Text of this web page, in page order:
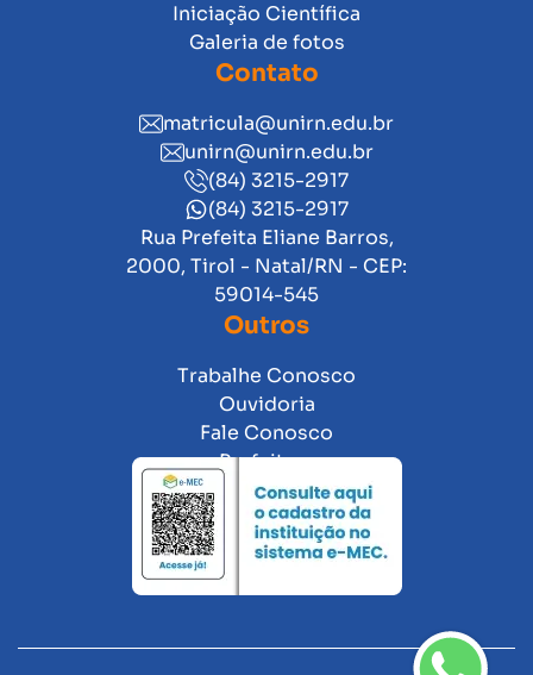
Iniciação Científica
Galeria de fotos
Contato
matricula@unirn.edu.br
unirn@unirn.edu.br
(84) 3215-2917
(84) 3215-2917
Rua Prefeita Eliane Barros,
2000, Tirol - Natal/RN - CEP:
59014-545
Outros
Trabalhe Conosco
Ouvidoria
Fale Conosco
Prefeitura